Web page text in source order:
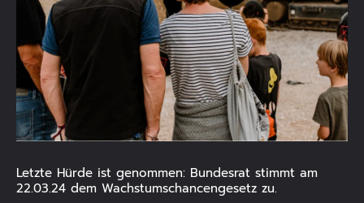
ANZEIGEN
Letzte Hürde ist genommen: Bundesrat stimmt am
22.03.24 dem Wachstumschancengesetz zu.